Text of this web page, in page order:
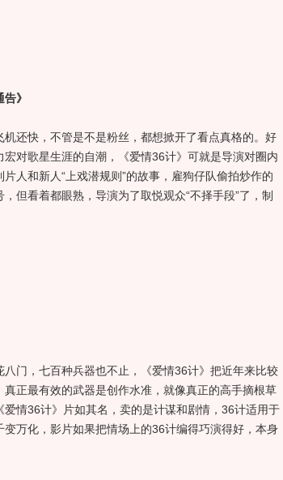
》
快，不管是不是粉丝，都想掀开了看点真格的。好
对歌星生涯的自潮，《爱情36计》可就是导演对圈内
人和新人“上戏潜规则”的故事，雇狗仔队偷拍炒作的
但看着都眼熟，导演为了取悦观众“不择手段”了，制
，七百种兵器也不止，《爱情36计》把近年来比较
正最有效的武器是创作水准，就像真正的高手摘根草
情36计》片如其名，卖的是计谋和剧情，36计适用于
万化，影片如果把情场上的36计编得巧演得好，本身